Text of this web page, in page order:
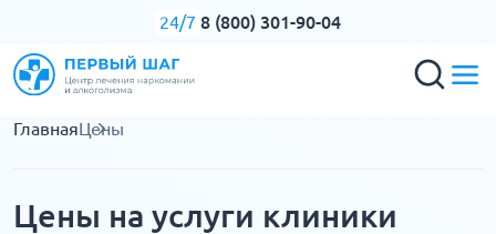
24/7 8 (800) 301-90-04
ГлавнаяЦены
Цены на услуги клиники